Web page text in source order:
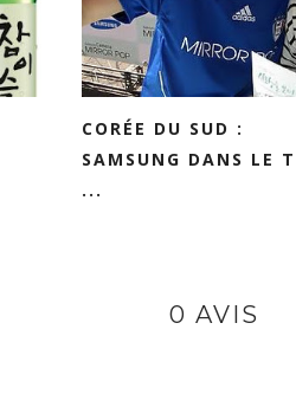
CORÉE DU SUD :
SAMSUNG DANS LE
...
0 AVIS